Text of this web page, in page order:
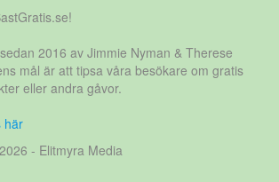
2016 av Jimmie Nyman & Therese
mål är att tipsa våra besökare om gratis
eller andra gåvor.
här
- Elitmyra Media